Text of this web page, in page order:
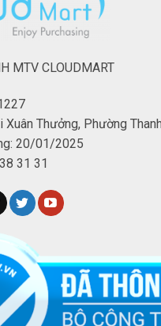
MTV CLOUDMART
Thưởng, Phường
20/01/2025
31 31